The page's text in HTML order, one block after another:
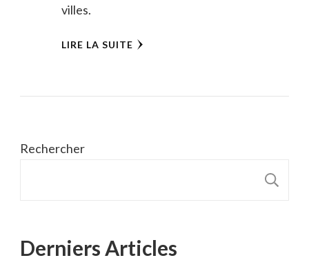
villes.
LIRE LA SUITE
Rechercher
Derniers Articles